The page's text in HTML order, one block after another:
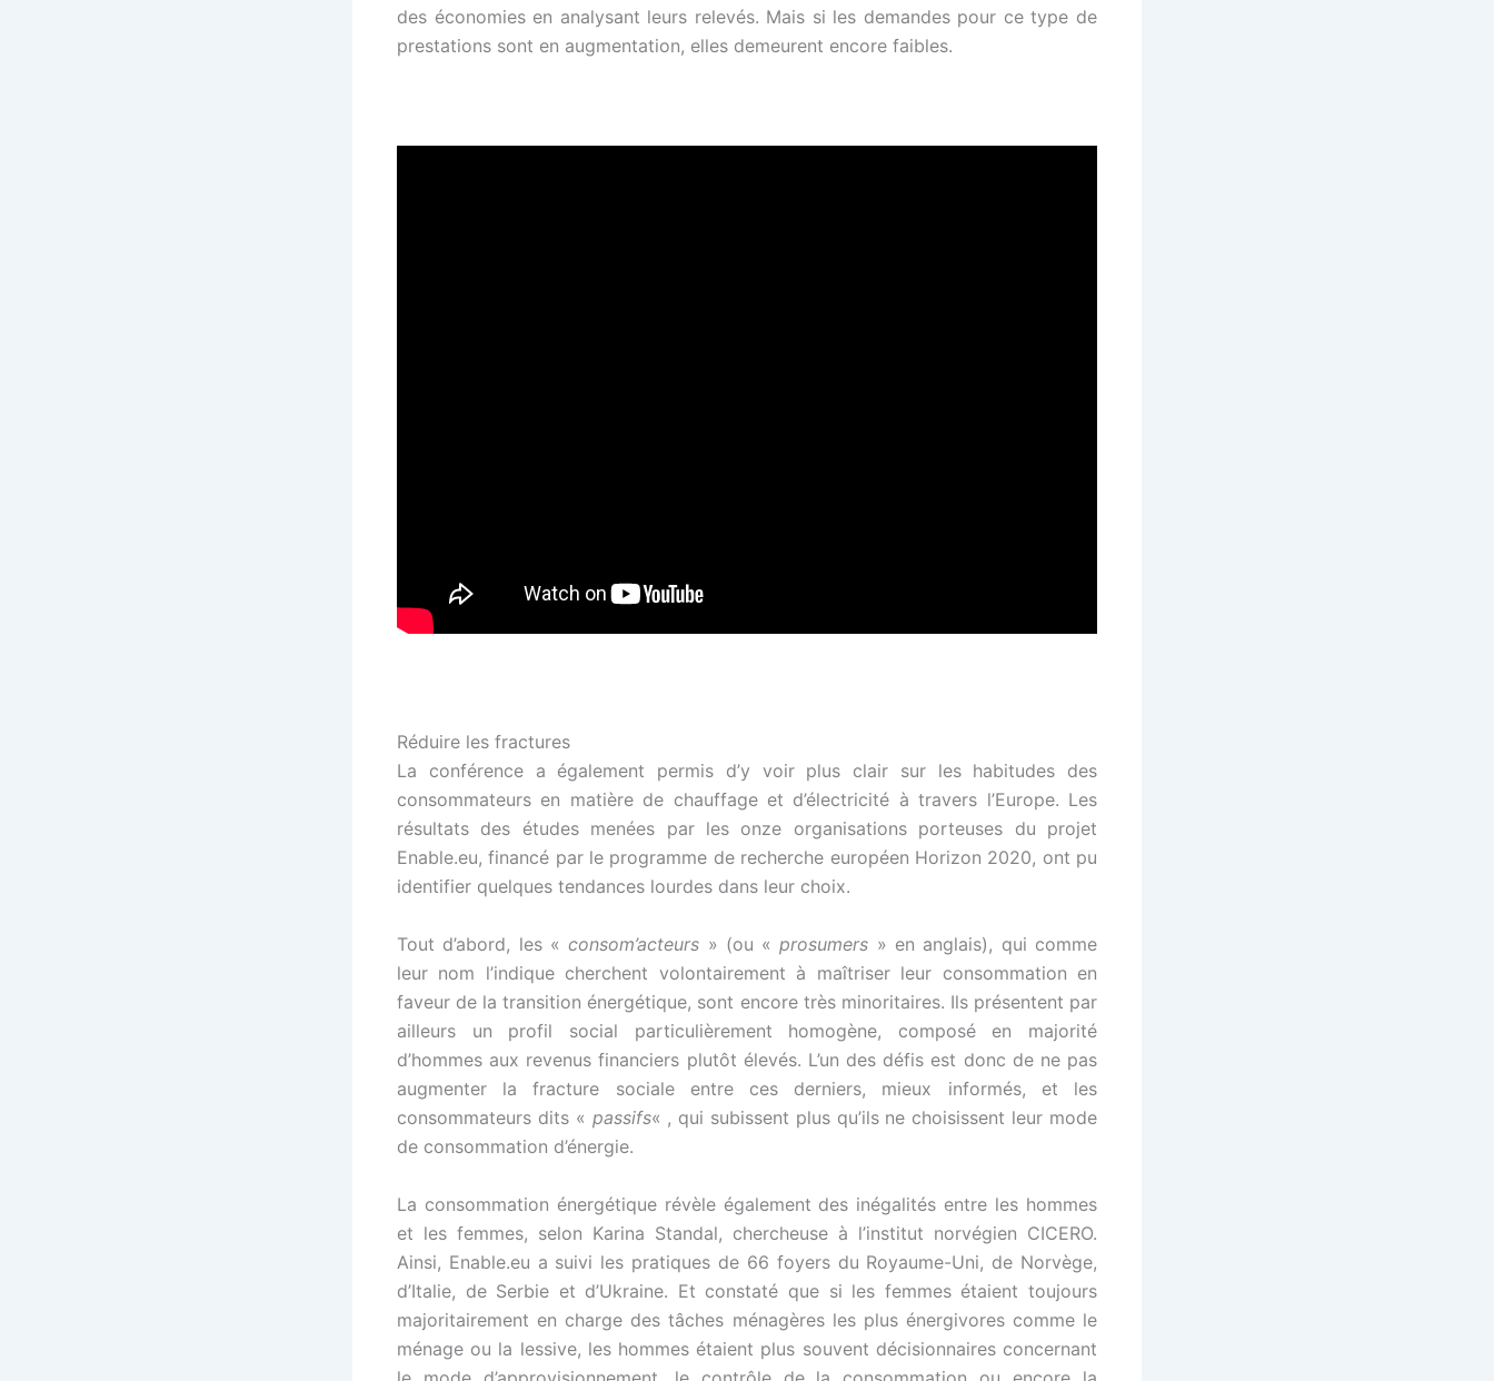
des économies en analysant leurs relevés. Mais si les demandes pour ce type de
prestations sont en augmentation, elles demeurent encore faibles.
Réduire les fractures
La conférence a également permis d’y voir plus clair sur les habitudes des
consommateurs en matière de chauffage et d’électricité à travers l’Europe. Les
résultats des études menées par les onze organisations porteuses du projet
Enable.eu, financé par le programme de recherche européen Horizon 2020, ont pu
identifier quelques tendances lourdes dans leur choix.
Tout d’abord, les «consom’acteurs » (ou «prosumers » en anglais), qui comme
leur nom l’indique cherchent volontairement à maîtriser leur consommation en
faveur de la transition énergétique, sont encore très minoritaires. Ils présentent par
ailleurs un profil social particulièrement homogène, composé en majorité
d’hommes aux revenus financiers plutôt élevés. L’un des défis est donc de ne pas
augmenter la fracture sociale entre ces derniers, mieux informés, et les
consommateurs dits « passifs« , qui subissent plus qu’ils ne choisissent leur mode
de consommation d’énergie.
La consommation énergétique révèle également des inégalités entre les hommes
et les femmes, selon Karina Standal, chercheuse à l’institut norvégien CICERO.
Ainsi, Enable.eu a suivi les pratiques de 66 foyers du Royaume-Uni, de Norvège,
d’Italie, de Serbie et d’Ukraine. Et constaté que si les femmes étaient toujours
majoritairement en charge des tâches ménagères les plus énergivores comme le
ménage ou la lessive, les hommes étaient plus souvent décisionnaires concernant